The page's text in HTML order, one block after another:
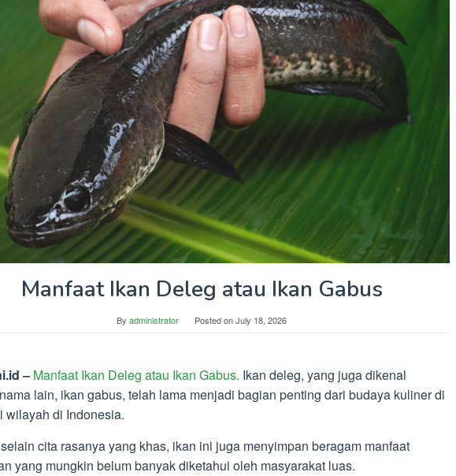
Manfaat Ikan Deleg atau Ikan Gabus
By administrator Posted onJuly 18, 2026
– Manfaat Ikan Deleg atau Ikan Gabus. Ikan deleg, yang juga dikenal
lain, ikan gabus, telah lama menjadi bagian penting dari budaya kuliner di
wilayah di Indonesia.
cita rasanya yang khas, ikan ini juga menyimpan beragam manfaat
yang mungkin belum banyak diketahui oleh masyarakat luas.